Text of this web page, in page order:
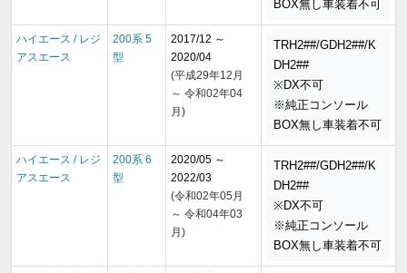
BOX無し車装着不可
ハイエース / レジ
アスエース
200系 5
型
2017/12 ～
2020/04
(平成29年12月
～ 令和02年04
月)
TRH2##/GDH2##/K
DH2##
※DX不可
※純正コンソール
BOX無し車装着不可
ハイエース / レジ
アスエース
200系 6
型
2020/05 ～
2022/03
(令和02年05月
～ 令和04年03
月)
TRH2##/GDH2##/K
DH2##
※DX不可
※純正コンソール
BOX無し車装着不可